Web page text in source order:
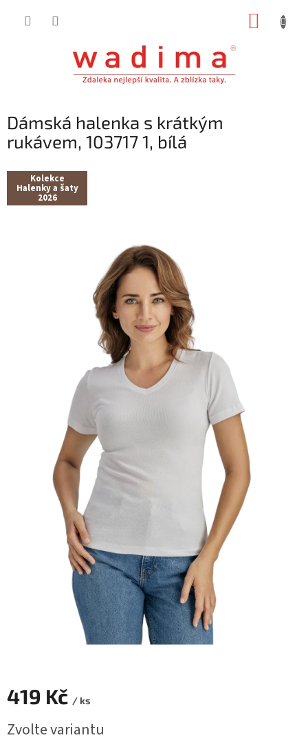
Dámská halenka s krátkým
rukávem, 103717 1, bílá
Kolekce
Halenky a šaty
2026
419 Kč / ks
cena:
Zvolte variantu